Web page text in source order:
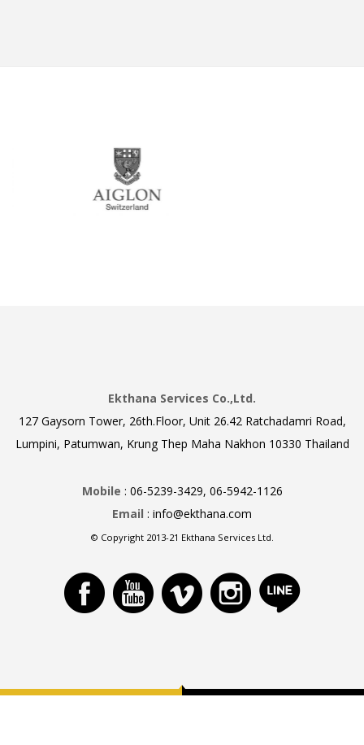
Ekthana Services Co.,Ltd.
127 Gaysorn Tower, 26th.Floor, Unit 26.42 Ratchadamri Road,
Lumpini, Patumwan, Krung Thep Maha Nakhon 10330 Thailand
Mobile : 06-5239-3429, 06-5942-1126
Email : info@ekthana.com
© Copyright 2013-21 Ekthana Services Ltd.